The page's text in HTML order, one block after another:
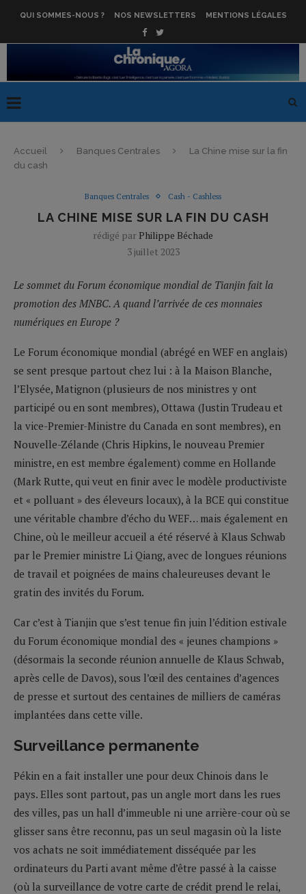
QUI SOMMES-NOUS ? NOS NEWSLETTERS MENTIONS LÉGALES
Accueil Banques Centrales
La Chine mise sur la fin
du cash
Banques Centrales Cash - Cashless
LA CHINE MISE SUR LA FIN DU CASH
rédigé par Philippe Béchade
3 juillet 2023
Le sommet du Forum économique mondial de Tianjin fait la
promotion des MNBC. A quand l’arrivée de ces monnaies
numériques en Europe ?
Le Forum économique mondial (abrégé en WEF en anglais)
se sent presque partout chez lui : à la Maison Blanche,
l’Elysée, Matignon (plusieurs de nos ministres y ont
participé ou en sont membres), Ottawa (Justin Trudeau et
la vice-Premier-Ministre du Canada en sont membres), en
Nouvelle-Zélande (Chris Hipkins, le nouveau Premier
ministre, en est membre également) comme en Hollande
(Mark Rutte, qui veut en finir avec le modèle productiviste
et « polluant » des éleveurs locaux), à la BCE qui constitue
une véritable chambre d’écho du WEF… mais également en
Chine, où le meilleur accueil a été réservé à Klaus Schwab
par le Premier ministre Li Qiang, avec de longues réunions
de travail et poignées de mains chaleureuses devant le
gratin des invités du Forum.
Car c’est à Tianjin que s’est tenue fin juin l’édition estivale
du Forum économique mondial des « jeunes champions »
(désormais la seconde réunion annuelle de Klaus Schwab,
après celle de Davos), sous l’œil des centaines d’agences
de presse et surtout des centaines de milliers de caméras
implantées dans cette ville.
Surveillance permanente
Pékin en a fait installer une pour deux Chinois dans le
pays. Elles sont partout, pas un angle mort dans les rues
des villes, pas un hall d’immeuble ni une arrière-cour où se
glisser sans être reconnu, pas un seul magasin où la liste
vos achats ne soit immédiatement disséquée par les
ordinateurs du Parti avant même d’être passé à la caisse
(où la surveillance de votre carte de crédit prend le relai,